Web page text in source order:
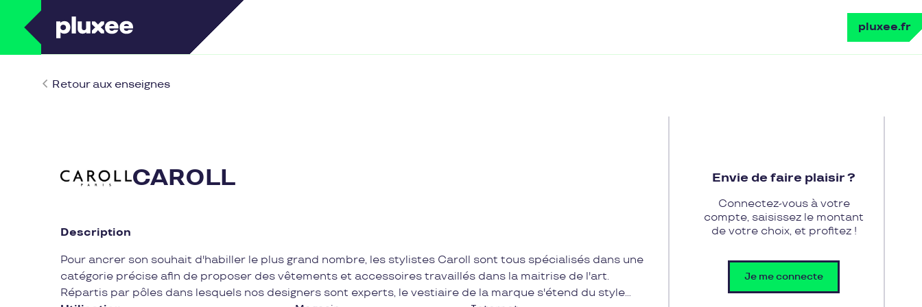
pluxee.fr
Retour aux enseignes
CAROLL
Description
Pour ancrer son souhait d'habiller le plus grand nombre, les stylistes Caroll sont tous spécialisés dans une
catégorie précise afin de proposer des vêtements et accessoires travaillés dans la maitrise de l'art.
Répartis par pôles dans lesquels nos designers sont experts, le vestiaire de la marque s'étend du style
Envie de faire plaisir ?
Connectez-vous à votre
compte, saisissez le montant
de votre choix, et profitez !
Je me connecte